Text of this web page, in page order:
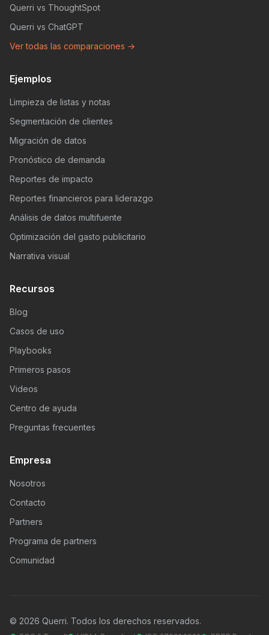
Querri vs ThoughtSpot
Querri vs ChatGPT
Ver todas las comparaciones →
Ejemplos
Limpieza de listas y notas
Segmentación de clientes
Migración de datos
Pronóstico de demanda
Reportes de impacto
Reportes financieros para liderazgo
Análisis de datos multifuente
Optimización del gasto publicitario
Narrativa visual
Recursos
Blog
Casos de uso
Playbooks
Primeros pasos
Videos
Centro de ayuda
Preguntas frecuentes
Empresa
Nosotros
Contacto
Partners
Programa de partners
Comunidad
© 2026 Querri. Todos los derechos reservados.